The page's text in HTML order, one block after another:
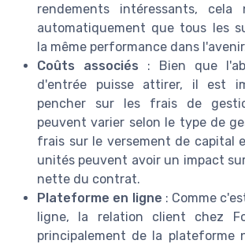
rendements intéressants, cela
automatiquement que tous les
la même performance dans
Coûts associés : Bien que
d'entrée puisse attirer, il est
pencher sur les frais de
peuvent varier selon le type de
frais sur le versement de capital
unités peuvent avoir un impact
nette du contrat.
Plateforme en ligne : Comme
ligne, la relation client chez
principalement de la plateforme